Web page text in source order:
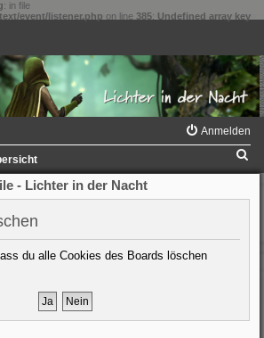
: in file
event/listener.php on line 385: Undefined array key
Anmelden
- Lichter in der Nacht
du alle Cookies des Boards löschen